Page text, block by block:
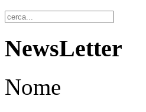
NewsLetter
Nome